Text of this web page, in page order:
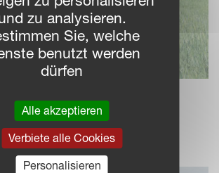
- 2.800 l
zu analysieren.
Sie, welche
benutzt werden
dürfen
Alle akzeptieren
Verbiete alle Cookies
Personalisieren